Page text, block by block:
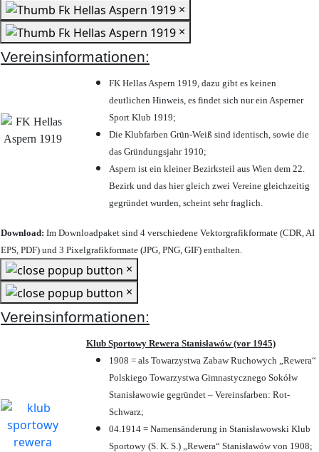
×
×
Vereinsinformationen:
FK Hellas Aspern 1919, dazu gibt es keinen
deutlichen Hinweis, es findet sich nur ein Asperner
Sport Klub 1919;
Die Klubfarben Grün-Weiß sind identisch, sowie die
das Gründungsjahr 1910;
Aspern ist ein kleiner Bezirksteil aus Wien dem 22.
Bezirk und das hier gleich zwei Vereine gleichzeitig
gegründet wurden, scheint sehr fraglich.
Download: Im Downloadpaket sind 4 verschiedene Vektorgrafikformate (CDR, AI
EPS, PDF) und 3 Pixelgrafikformate (JPG, PNG, GIF) enthalten.
×
×
Vereinsinformationen:
Klub Sportowy Rewera Stanisławów (vor 1945)
1908 = als Towarzystwa Zabaw Ruchowych „Rewera“
Polskiego Towarzystwa Gimnastycznego Sokółw
Stanisławowie gegründet – Vereinsfarben: Rot-
Schwarz;
04.1914 = Namensänderung in Stanisławowski Klub
Sportowy (S. K. S.) „Rewera“ Stanisławów von 1908;